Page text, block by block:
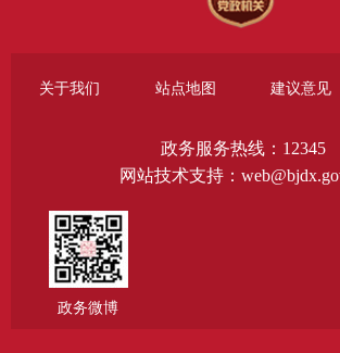
关于我们 站点地图 建议意见
政务服务热线：12345
网站技术支持：
政务微博